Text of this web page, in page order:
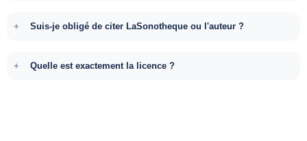
Suis-je obligé de citer LaSonotheque ou l'auteur ?
Quelle est exactement la licence ?